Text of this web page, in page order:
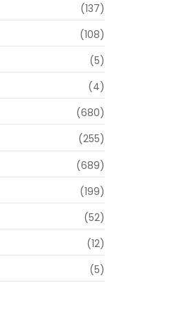
(137)
(108)
(5)
(4)
(680)
(255)
(689)
(199)
(52)
(12)
(5)